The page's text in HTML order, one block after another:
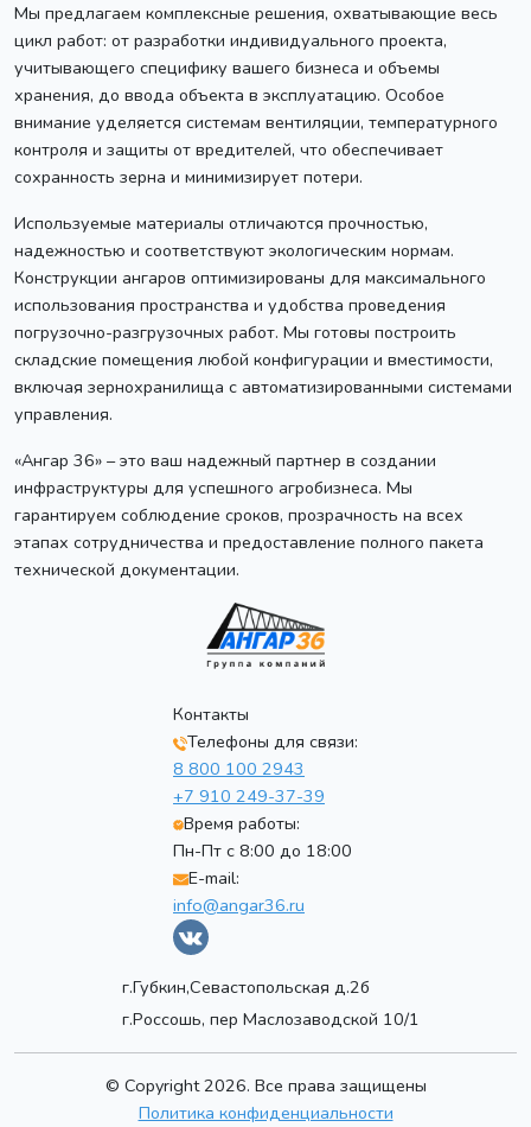
Мы предлагаем комплексные решения, охватывающие весь
цикл работ: от разработки индивидуального проекта,
учитывающего специфику вашего бизнеса и объемы
хранения, до ввода объекта в эксплуатацию. Особое
внимание уделяется системам вентиляции, температурного
контроля и защиты от вредителей, что обеспечивает
сохранность зерна и минимизирует потери.
Используемые материалы отличаются прочностью,
надежностью и соответствуют экологическим нормам.
Конструкции ангаров оптимизированы для максимального
использования пространства и удобства проведения
погрузочно-разгрузочных работ. Мы готовы построить
складские помещения любой конфигурации и вместимости,
включая зернохранилища с автоматизированными системами
управления.
«Ангар 36» – это ваш надежный партнер в создании
инфраструктуры для успешного агробизнеса. Мы
гарантируем соблюдение сроков, прозрачность на всех
этапах сотрудничества и предоставление полного пакета
технической документации.
Контакты
Телефоны для связи:
8 800 100 2943
+7 910 249-37-39
Время работы:
Пн-Пт с 8:00 до 18:00
E-mail:
info@angar36.ru
г.Губкин,Севастопольская д.2б
г.Россошь, пер Маслозаводской 10/1
© Copyright 2026. Все права защищены
Политика конфиденциальности